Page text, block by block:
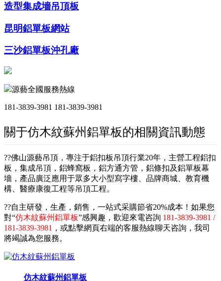
造型集成墻吊頂板
昆明鋁單板網站
三沙鋁單板沖孔廠
源藝全國服務熱線
181-3839-3981 181-3839-3981
關于仿木紋蘇州鋁單板的相關資訊動態
??佛山源藝吊頂，專注于鋁扣板吊頂行業20年，主營工程鋁扣
板，集成吊頂，鋁蜂窩板，鋁方通方管，鋁條扣及鋁單板幕
墻，產品廣泛應用于眾多大小型寫字樓、品牌商城、教育機
構、醫療康復工程等吊頂工程。
??自主研發，生產，銷售，一站式采購節省20%成本！如果您
對“仿木紋蘇州鋁單板”感興趣，歡迎來電咨詢 181-3839-3981 /
181-3839-3981 ，或點擊網頁右端的客服熱線聊天咨詢，我司
將竭誠為您服務。
仿木紋蘇州鋁單板